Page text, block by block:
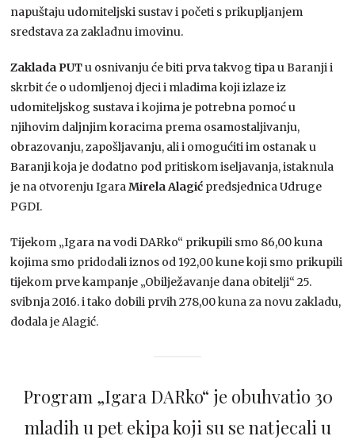
napuštaju udomiteljski sustav i početi s prikupljanjem
sredstava za zakladnu imovinu.
Zaklada PUTu osnivanju će biti prva takvog tipa u Baranji i
skrbit će o udomljenoj djeci i mladima koji izlaze iz
udomiteljskog sustava i kojima je potrebna pomoć u
njihovim daljnjim koracima prema osamostaljivanju,
obrazovanju, zapošljavanju, ali i omogućiti im ostanak u
Baranji koja je dodatno pod pritiskom iseljavanja, istaknula
je na otvorenju IgaraMirela Alagić predsjednica Udruge
PGDI.
Tijekom „Igara na vodi DARko“ prikupili smo 86,00 kuna
kojima smo pridodali iznos od 192,00 kune koji smo prikupili
tijekom prve kampanje „Obilježavanje dana obitelji“ 25.
svibnja 2016. i tako dobili prvih 278,00 kuna za novu zakladu,
dodala je Alagić.
Program „Igara DARko“ je obuhvatio 30
mladih u pet ekipa koji su se natjecali u